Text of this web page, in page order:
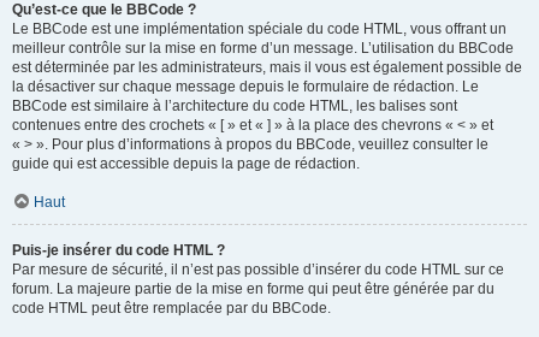
Qu’est-ce que le BBCode ?
Le BBCode est une implémentation spéciale du code HTML, vous offrant un
meilleur contrôle sur la mise en forme d’un message. L’utilisation du BBCode
est déterminée par les administrateurs, mais il vous est également possible de
la désactiver sur chaque message depuis le formulaire de rédaction. Le
BBCode est similaire à l’architecture du code HTML, les balises sont
contenues entre des crochets « [ » et « ] » à la place des chevrons « < » et
« > ». Pour plus d’informations à propos du BBCode, veuillez consulter le
guide qui est accessible depuis la page de rédaction.
Haut
Puis-je insérer du code HTML ?
Par mesure de sécurité, il n’est pas possible d’insérer du code HTML sur ce
forum. La majeure partie de la mise en forme qui peut être générée par du
code HTML peut être remplacée par du BBCode.